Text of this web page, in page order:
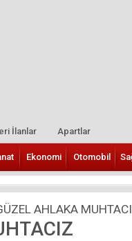
İlanlar Apartlar
Ekonomi Otomobil
AHLAKA